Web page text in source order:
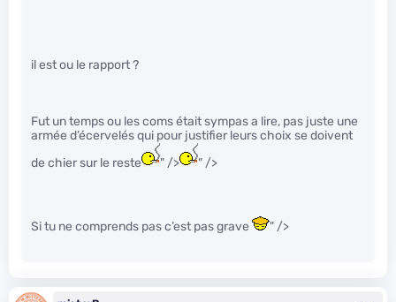
il est ou le rapport ?
Fut un temps ou les coms était sympas a lire, pas juste une
armée d’écervelés qui pour justifier leurs choix se doivent
de chier sur le reste
" /> " />
Si tu ne comprends pas c’est pas grave " />